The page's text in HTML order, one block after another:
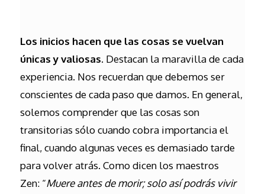
Los inicios hacen que las cosas se vuelvan
únicas y valiosas. Destacan la maravilla de cada
experiencia. Nos recuerdan que debemos ser
conscientes de cada paso que damos. En general,
solemos comprender que las cosas son
transitorias sólo cuando cobra importancia el
final, cuando algunas veces es demasiado tarde
para volver atrás. Como dicen los maestros
Zen: “Muere antes de morir; solo así podrás vivir